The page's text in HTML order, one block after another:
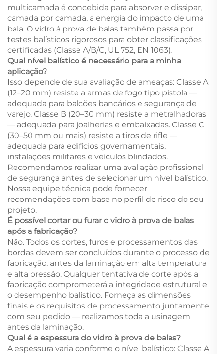
multicamada é concebida para absorver e dissipar,
camada por camada, a energia do impacto de uma
bala. O vidro à prova de balas também passa por
testes balísticos rigorosos para obter classificações
certificadas (Classe A/B/C, UL 752, EN 1063).
Qual nível balístico é necessário para a minha
aplicação?
Isso depende de sua avaliação de ameaças: Classe A
(12–20 mm) resiste a armas de fogo tipo pistola —
adequada para balcões bancários e segurança de
varejo. Classe B (20–30 mm) resiste a metralhadoras
— adequada para joalherias e embaixadas. Classe C
(30–50 mm ou mais) resiste a tiros de rifle —
adequada para edifícios governamentais,
instalações militares e veículos blindados.
Recomendamos realizar uma avaliação profissional
de segurança antes de selecionar um nível balístico.
Nossa equipe técnica pode fornecer
recomendações com base no perfil de risco do seu
projeto.
É possível cortar ou furar o vidro à prova de balas
após a fabricação?
Não. Todos os cortes, furos e processamentos das
bordas devem ser concluídos durante o processo de
fabricação, antes da laminação em alta temperatura
e alta pressão. Qualquer tentativa de corte após a
fabricação comprometerá a integridade estrutural e
o desempenho balístico. Forneça as dimensões
finais e os requisitos de processamento juntamente
com seu pedido — realizamos toda a usinagem
antes da laminação.
Qual é a espessura do vidro à prova de balas?
A espessura varia conforme o nível balístico: Classe A